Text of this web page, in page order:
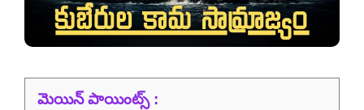
మెయిన్ పాయింట్స్ :